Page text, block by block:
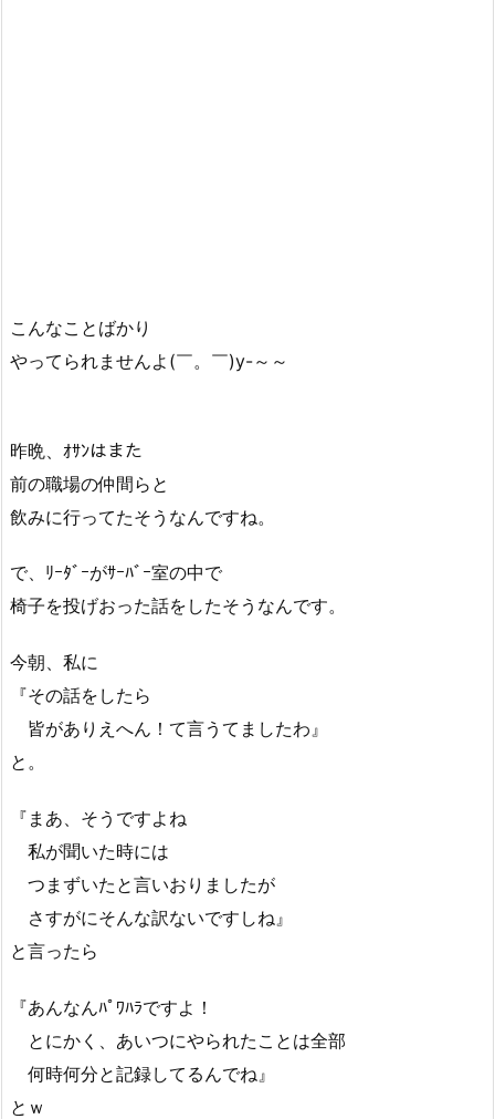
こんなことばかり
やってられませんよ(￣。￣)y-～～
昨晩、ｵｻﾝはまた
前の職場の仲間らと
飲みに行ってたそうなんですね。
で、ﾘｰﾀﾞｰがｻｰﾊﾞｰ室の中で
椅子を投げおった話をしたそうなんです。
今朝、私に
『その話をしたら
皆がありえへん！て言うてましたわ』
と。
『まあ、そうですよね
私が聞いた時には
つまずいたと言いおりましたが
さすがにそんな訳ないですしね』
と言ったら
『あんなんﾊﾟﾜﾊﾗですよ！
とにかく、あいつにやられたことは全部
何時何分と記録してるんでね』
とｗ